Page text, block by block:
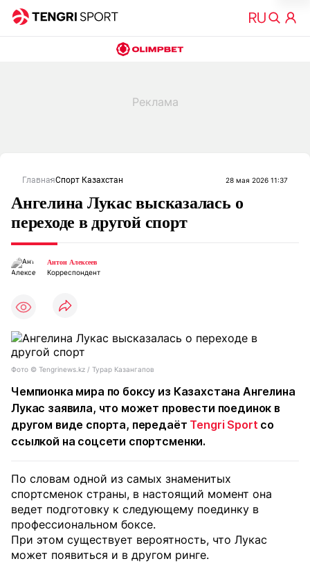
ГлавнаяСпорт Казахстан 28 мая 2026 11:37
Ангелина Лукас высказалась о
переходе в другой спорт
Антон Алексеев
Корреспондент
Фото © Tengrinews.kz / Турар Казангапов
Чемпионка мира по боксу из Казахстана Ангелина
Лукас заявила, что может провести поединок в
другом виде спорта, передаёт Tengri Sport со
ссылкой на соцсети спортсменки.
По словам одной из самых знаменитых
спортсменок страны, в настоящий момент она
ведет подготовку к следующему поединку в
профессиональном боксе.
При этом существует вероятность, что Лукас
может появиться и в другом ринге.